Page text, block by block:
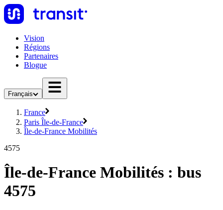
Vision
Régions
Partenaires
Blogue
Français
France
Paris Île-de-France
Île-de-France Mobilités
4575
Île-de-France Mobilités : bus
4575